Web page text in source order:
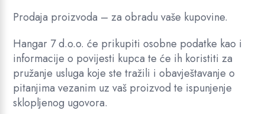
Prodaja proizvoda – za obradu vaše kupovine.
Hangar 7 d.o.o. će prikupiti osobne podatke kao i
informacije o povijesti kupca te će ih koristiti za
pružanje usluga koje ste tražili i obavještavanje o
pitanjima vezanim uz vaš proizvod te ispunjenje
sklopljenog ugovora.